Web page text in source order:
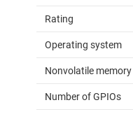
Rating
Operating system
Nonvolatile
Number of GPIOs